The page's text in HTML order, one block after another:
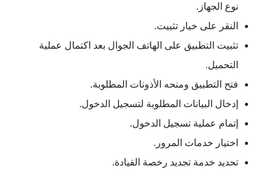
نوع الجهاز.
النقر على خيار تثبيت.
تثبيت التطبيق على الهاتف الجوال بعد اكتمال عملية
التحميل.
فتح التطبيق ومنحه الأذونات المطلوبة.
إدخال البيانات المطلوبة لتسجيل الدخول.
إتمام عملية تسجيل الدخول.
اختيار خدمات المرور.
تحديد خدمة تجديد رخصة القيادة.